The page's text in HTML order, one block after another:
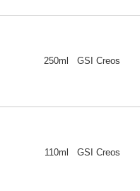
250ml GSI Creos
110ml GSI Creos